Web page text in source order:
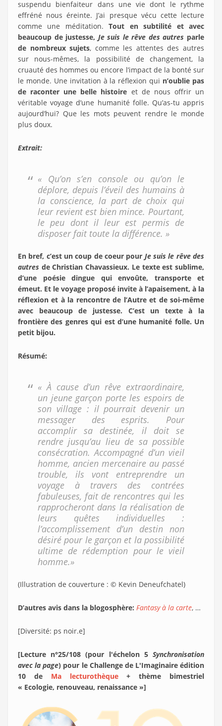
suspendu bienfaiteur dans une vie dont le rythme
effréné nous éreinte. J’ai presque vécu cette lecture
comme une méditation.Tout en subtilité et avec
beaucoup de justesse, Je suis le rêve des autres parle
de nombreux sujets, comme les attentes des autres
sur nous-mêmes, la possibilité de changement, la
cruauté des hommes ou encore l’impact de la bonté sur
le monde. Une invitation à la réflexion qui n’oublie pas
de raconter une belle histoire et de nous offrir un
véritable voyage d’une humanité folle. Qu’as-tu appris
aujourd’hui? Que les mots peuvent rendre le monde
plus doux.
Extrait:
« Qu’on s’en console ou qu’on le
déplore, depuis l’éveil des humains à
la conscience, la part de choix qui
leur revient est bien mince. Pourtant,
le peu dont il leur est permis de
disposer fait toute la différence. »
En bref, c’est un coup de coeur pour Je suis le rêve des
autres de Christian Chavassieux. Le texte est sublime,
d’une poésie dingue qui envoûte, transporte et
émeut. Et le voyage proposé invite à l’apaisement, à la
réflexion et à la rencontre de l’Autre et de soi-même
avec beaucoup de justesse. C’est un texte à la
frontière des genres qui est d’une humanité folle. Un
petit bijou.
Résumé:
« À cause d’un rêve extraordinaire,
un jeune garçon porte les espoirs de
son village : il pourrait devenir un
messager des esprits. Pour
accomplir sa destinée, il doit se
rendre jusqu’au lieu de sa possible
consécration. Accompagné d’un vieil
homme, ancien mercenaire au passé
trouble, ils vont entreprendre un
voyage à travers des contrées
fabuleuses, fait de rencontres qui les
rapprocheront dans la réalisation de
leurs quêtes individuelles :
l’accomplissement d’un destin non
désiré pour le garçon et la possibilité
ultime de rédemption pour le vieil
homme.»
(Illustration de couverture : © Kevin Deneufchatel)
D’autres avis dans la blogosphère: Fantasy à la carte, …
[Diversité: ps noir.e]
[Lecture n°25/108 (pour l'échelon 5 Synchronisation
avec la page) pour le Challenge de L'Imaginaire édition
10 de Ma lecturothèque+ thème bimestriel
« Ecologie, renouveau, renaissance »]